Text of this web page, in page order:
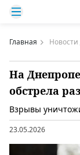
Главная
На
обстрела
Взрывы
23.05.2026